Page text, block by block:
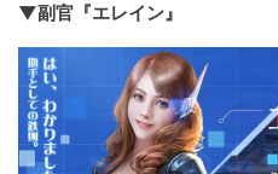
▼副官『エレイン』